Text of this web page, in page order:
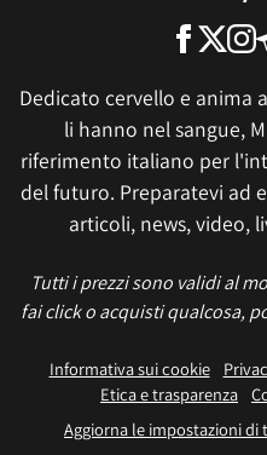
Dedicato cervello e anima
li hanno nel sangue,
riferimento italiano per
del futuro. Preparatevi ad
articoli, news, video,
Tutti i prezzi sono validi al
fai click o acquisti qualcosa,
Informativa sui cookie
Etica e trasparenza
Aggiorna le impostazioni